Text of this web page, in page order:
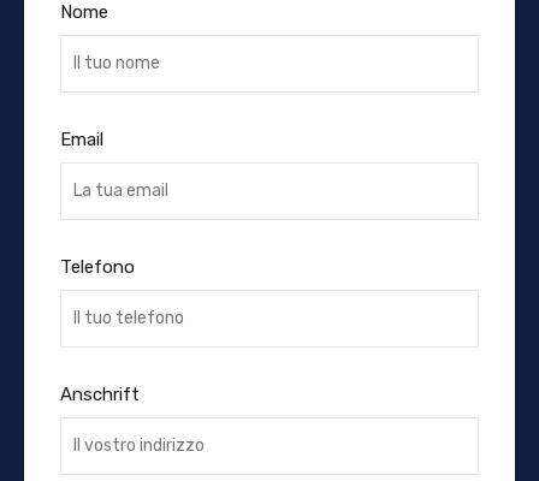
Nome
Email
Telefono
Anschrift